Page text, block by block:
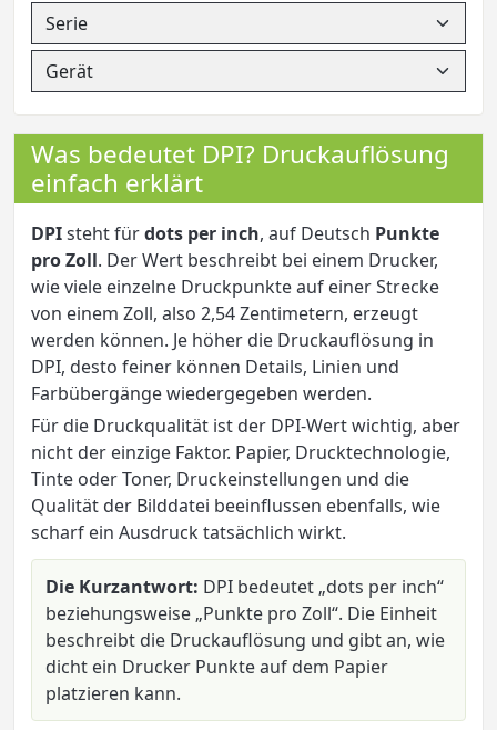
Was bedeutet DPI? Druckauflösung
einfach erklärt
DPIsteht fürdots per inch, auf Deutsch Punkte
pro Zoll. Der Wert beschreibt bei einem Drucker,
wie viele einzelne Druckpunkte auf einer Strecke
von einem Zoll, also 2,54 Zentimetern, erzeugt
werden können. Je höher die Druckauflösung in
DPI, desto feiner können Details, Linien und
Farbübergänge wiedergegeben werden.
Für die Druckqualität ist der DPI-Wert wichtig, aber
nicht der einzige Faktor. Papier, Drucktechnologie,
Tinte oder Toner, Druckeinstellungen und die
Qualität der Bilddatei beeinflussen ebenfalls, wie
scharf ein Ausdruck tatsächlich wirkt.
Die Kurzantwort: DPI bedeutet „dots per inch“
beziehungsweise „Punkte pro Zoll“. Die Einheit
beschreibt die Druckauflösung und gibt an, wie
dicht ein Drucker Punkte auf dem Papier
platzieren kann.